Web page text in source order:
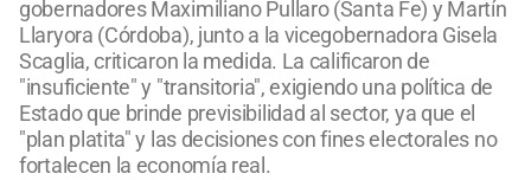
gobernadores Maximiliano Pullaro (Santa Fe) y Martín
Llaryora (Córdoba), junto a la vicegobernadora Gisela
Scaglia, criticaron la medida. La calificaron de
"insuficiente" y "transitoria", exigiendo una política de
Estado que brinde previsibilidad al sector, ya que el
"plan platita" y las decisiones con fines electorales no
fortalecen la economía real.